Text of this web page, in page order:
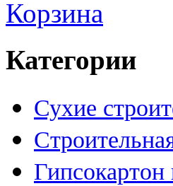
Корзина
Категории
Сухие